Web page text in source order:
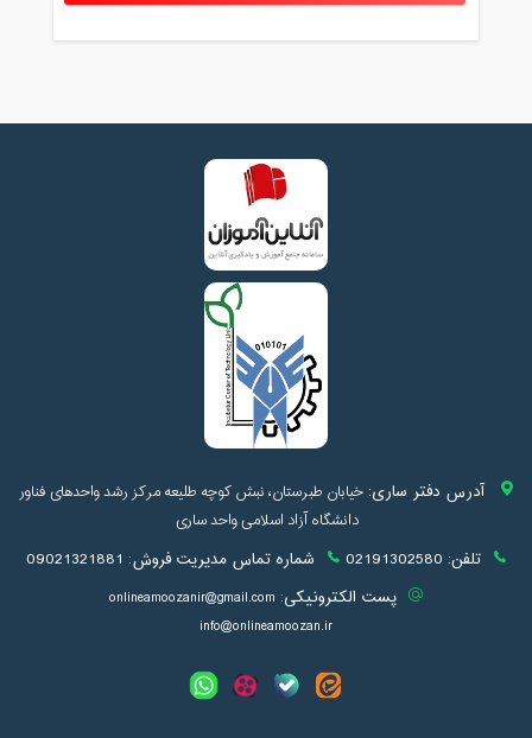
آدرس دفتر ساری:خیابان طبرستان، نبش کوچه طلیعه مرکز رشد واحدهای فناور
دانشگاه آزاد اسلامی واحد ساری
تلفن: 02191302580 شماره تماس مدیریت فروش: 09021321881
پست الکترونیکی: onlineamoozanir@gmail.com
info@onlineamoozan.ir